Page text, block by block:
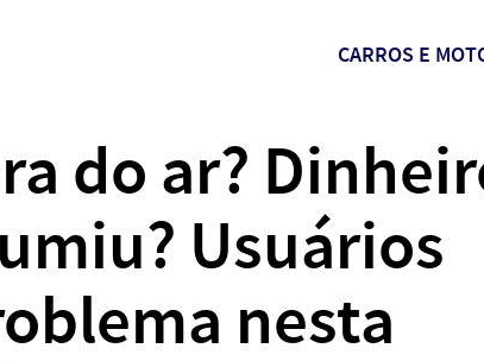
CARROS E
do ar?
Usuários
nesta